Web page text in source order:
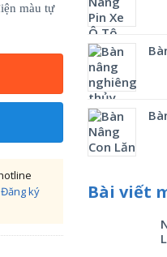
Bài viết
màu tự
Đăng ký